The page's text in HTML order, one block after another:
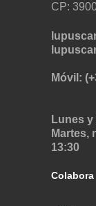
CP:
Móvil:
Lunes y
Martes,
13:30
Colabora